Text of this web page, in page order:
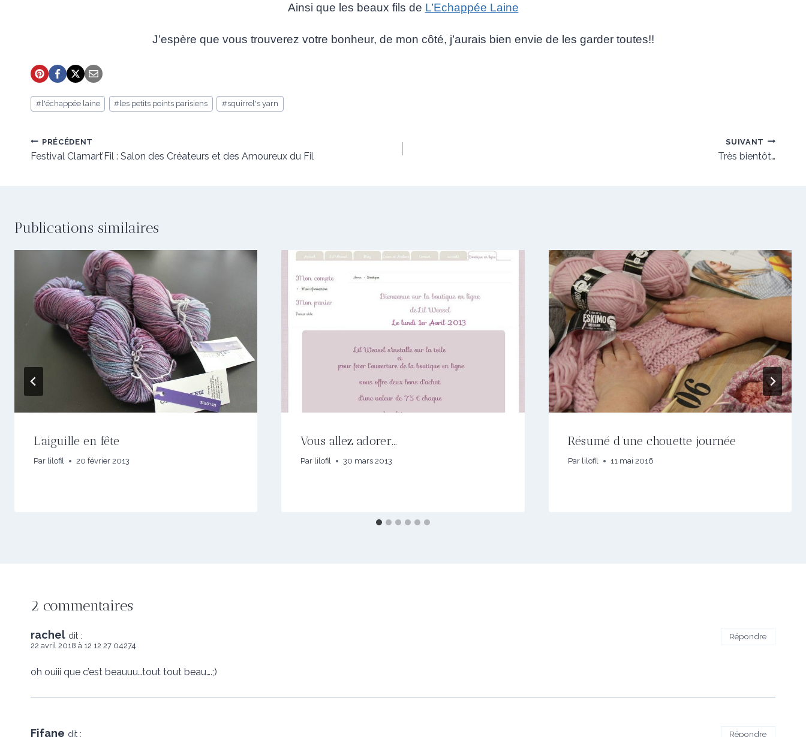
Ainsi que les beaux fils de L’Echappée Laine
J’espère que vous trouverez votre bonheur, de mon côté, j’aurais bien envie de les garder toutes!!
Étiquettes
de
#l'échappée laine #les petits points parisiens #squirrel's yarn
Navigation
de
PRÉCÉDENT
Festival Clamart’Fil : Salon des Créateurs et des Amoureux du Fil
SUIVANT
Très bientôt…
Publications similaires
L’aiguille en fête
Par lilofil 20 février 2013
Vous allez adorer…
Par lilofil 30 mars 2013
Résumé d’une chouette journée
Par lilofil 11 mai 2016
2 commentaires
rachel dit :
22 avril 2018 à 12 12 27 04274
oh ouiii que c’est beauuu…tout tout beau….;)
Répondre
Fifane dit : Répondre